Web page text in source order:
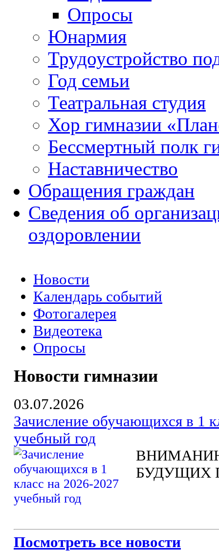
Опросы
Юнармия
Трудоустройство
Год семьи
Театральная студия
Хор гимназии
Бессмертный полк
Наставничество
Обращения граждан
Сведения об
оздоровлении
Новости
Календарь событий
Фотогалерея
Видеотека
Опросы
Новости гимназии
03.07.2026
Зачисление обучающихся в 1
учебный год
БУДУЩИХ
Посмотреть все новости